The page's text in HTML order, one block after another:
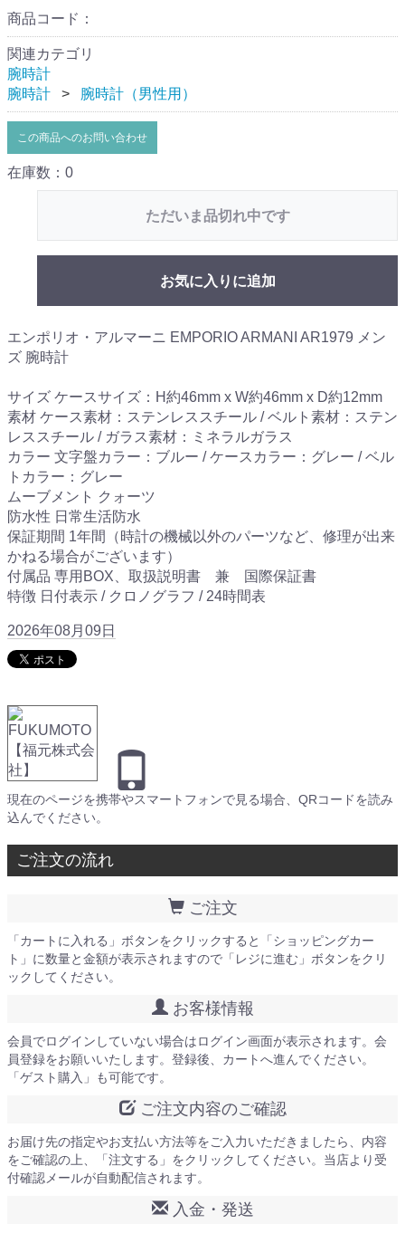
商品コード：
関連カテゴリ
腕時計
腕時計
腕時計（男性用）
この商品へのお問い合わせ
在庫数：0
ただいま品切れ中です
お気に入りに追加
エンポリオ・アルマーニ EMPORIO ARMANI AR1979 メン
ズ 腕時計
サイズ ケースサイズ：H約46mm x W約46mm x D約12mm
素材 ケース素材：ステンレススチール / ベルト素材：ステン
レススチール / ガラス素材：ミネラルガラス
カラー 文字盤カラー：ブルー / ケースカラー：グレー / ベル
トカラー：グレー
ムーブメント クォーツ
防水性 日常生活防水
保証期間 1年間（時計の機械以外のパーツなど、修理が出来
かねる場合がございます）
付属品 専用BOX、取扱説明書 兼 国際保証書
特徴 日付表示 / クロノグラフ / 24時間表
2026年08月09日
現在のページを携帯やスマートフォンで見る場合、QRコードを読み
込んでください。
ご注文の流れ
ご注文
「カートに入れる」ボタンをクリックすると「ショッピングカー
ト」に数量と金額が表示されますので「レジに進む」ボタンをクリ
ックしてください。
お客様情報
会員でログインしていない場合はログイン画面が表示されます。会
員登録をお願いいたします。登録後、カートへ進んでください。
「ゲスト購入」も可能です。
ご注文内容のご確認
お届け先の指定やお支払い方法等をご入力いただきましたら、内容
をご確認の上、「注文する」をクリックしてください。当店より受
付確認メールが自動配信されます。
入金・発送